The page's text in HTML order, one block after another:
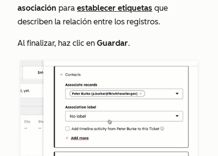
asociación para establecer etiquetas que
describen la relación entre los registros.
Al finalizar, haz clic en Guardar.